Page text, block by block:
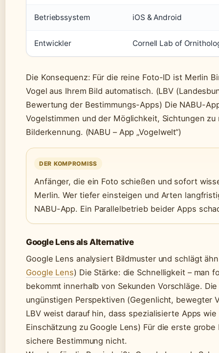
Betriebssystem iOS & Android
Entwickler Cornell Lab of
Die Konsequenz: Für die reine Foto-ID ist Merlin
Vogel aus Ihrem Bild automatisch. (LBV
Bewertung der Bestimmungs-Apps) Die NABU-
Vogelstimmen und der Möglichkeit, Sichtungen
Bilderkennung. (NABU – App „Vogelwelt“)
DER KOMPROMISS
Anfänger, die ein Foto schießen und sofort
Merlin. Wer tiefer einsteigen und Arten
NABU-App. Ein Parallelbetrieb beider Apps
Google Lens als Alternative
Google Lens analysiert Bildmuster und schlägt
Google Lens) Die Stärke: die Schnelligkeit – man
bekommt innerhalb von Sekunden Vorschläge.
ungünstigen Perspektiven (Gegenlicht, bewegter
LBV weist darauf hin, dass spezialisierte Apps
Einschätzung zu Google Lens) Für die erste
sichere Bestimmung nicht.